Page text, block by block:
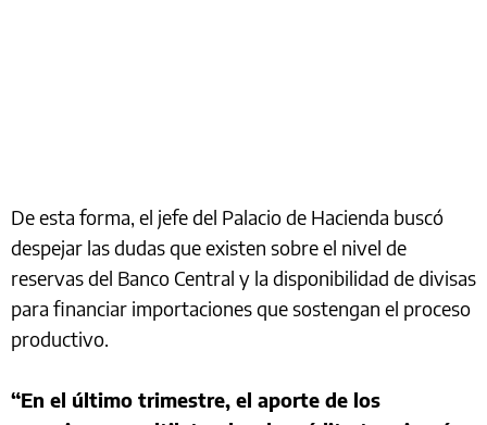
De esta forma, el jefe del Palacio de Hacienda buscó
despejar las dudas que existen sobre el nivel de
reservas del Banco Central y la disponibilidad de divisas
para financiar importaciones que sostengan el proceso
productivo.
“En el último trimestre, el aporte de los